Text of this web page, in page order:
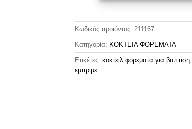
Κωδικός προϊόντος: 211167
Κατηγορία: ΚΟΚΤΕΙΛ ΦΟΡΕΜΑΤΑ
Ετικέτες: κοκτειλ φορεματα για βαπτιση,
εμπριμε